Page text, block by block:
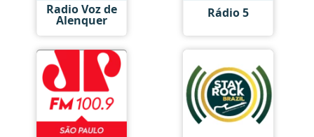
Radio Voz de
Alenquer Rádio 5